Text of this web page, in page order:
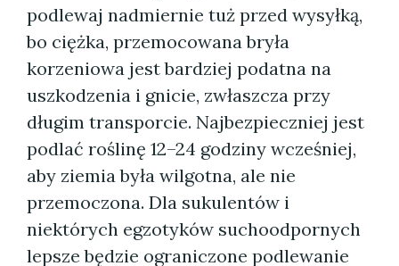
podlewaj nadmiernie tuż przed wysyłką,
bo ciężka, przemocowana bryła
korzeniowa jest bardziej podatna na
uszkodzenia i gnicie, zwłaszcza przy
długim transporcie. Najbezpieczniej jest
podlać roślinę 12–24 godziny wcześniej,
aby ziemia była wilgotna, ale nie
przemoczona. Dla sukulentów i
niektórych egzotyków suchoodpornych
lepsze będzie ograniczone podlewanie